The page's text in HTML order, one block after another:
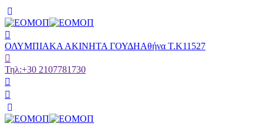
ΟΛΥΜΠΙΑΚΑ ΑΚΙΝΗΤΑ ΓΟΥΔΗΑθήνα Τ.Κ11527
Τηλ:+30 2107781730